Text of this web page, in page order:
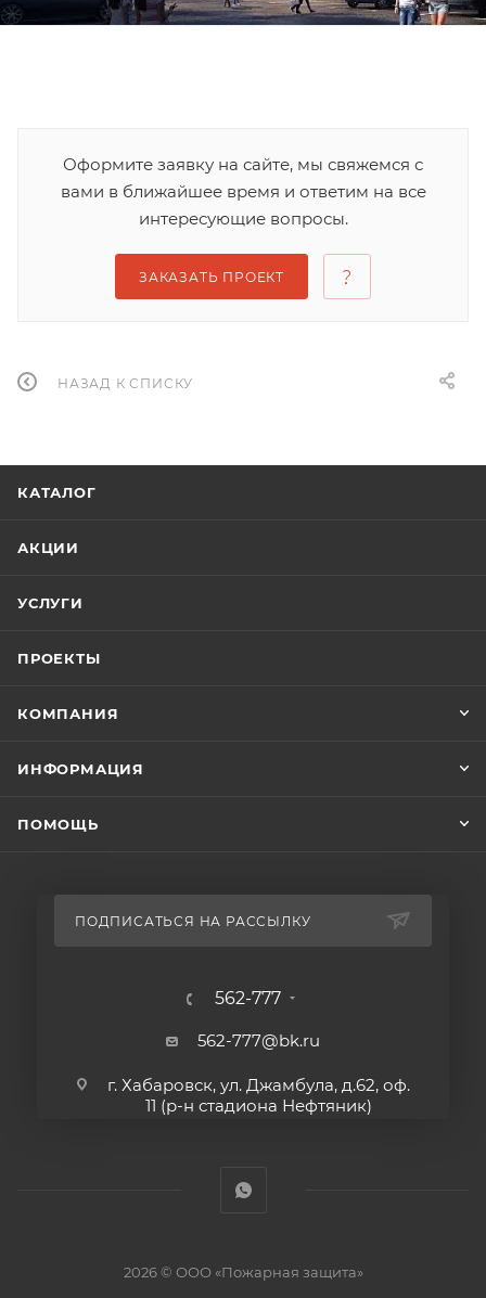
Оформите заявку на сайте, мы свяжемся с
вами в ближайшее время и ответим на все
интересующие вопросы.
ЗАКАЗАТЬ ПРОЕКТ
НАЗАД К СПИСКУ
КАТАЛОГ
АКЦИИ
УСЛУГИ
ПРОЕКТЫ
КОМПАНИЯ
ИНФОРМАЦИЯ
ПОМОЩЬ
ПОДПИСАТЬСЯ НА РАССЫЛКУ
562-777
562-777@bk.ru
г. Хабаровск, ул. Джамбула, д.62, оф.
11 (р-н стадиона Нефтяник)
2026 © ООО «Пожарная защита»